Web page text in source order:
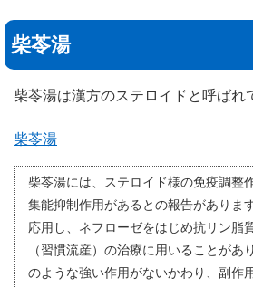
柴苓湯
柴苓湯は漢方のステロイドと呼ばれ
柴苓湯
柴苓湯には、ステロイド様の免疫調整
集能抑制作用があるとの報告がありま
応用し、ネフローゼをはじめ抗リン脂
（習慣流産）の治療に用いることがあ
のような強い作用がないかわり、副作